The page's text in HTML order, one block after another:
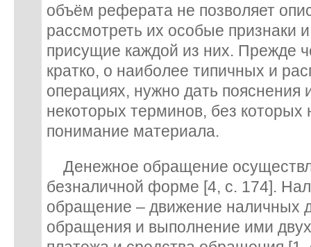
объём реферата не позволяет
рассмотреть их особые признаки
присущие каждой из них. Прежде
кратко, о наиболее типичных и
операциях, нужно дать пояснения
некоторых терминов, без которых
понимание материала.
Денежное обращение
безналичной форме [4, с. 174].
обращение – движение наличных
обращения и выполнение ими